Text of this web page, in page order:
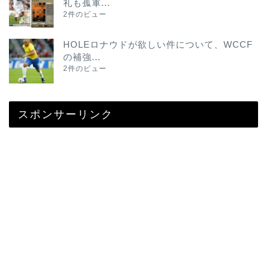
礼も孤軍...
2件のビュー
HOLEロナウドが欲しい件について、WCCF
の補強...
2件のビュー
スポンサーリンク